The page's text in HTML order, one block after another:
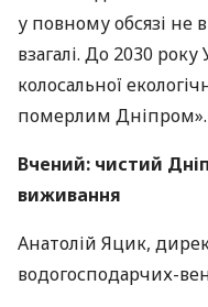
у повному обсязі не
взагалі. До 2030
колосальної
померлим Дніпром».
Вчений: чистий
виживання
Анатолій Яцик,
водогосподарчих-